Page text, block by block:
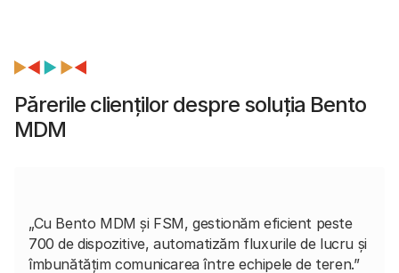
Părerile clienților despre soluția Bento
MDM
„Cu Bento MDM și FSM, gestionăm eficient peste
700 de dispozitive, automatizăm fluxurile de lucru și
îmbunătățim comunicarea între echipele de teren.”